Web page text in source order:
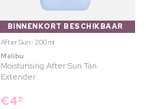
BINNENKORT BESCHIKBAAR
After Sun ⋅ 200 ml
Malibu
Moisturising After Sun Tan
Extender
€4 19